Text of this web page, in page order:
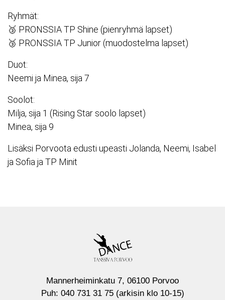
Ryhmät:
🥉 PRONSSIA TP Shine (pienryhmä lapset)
🥉 PRONSSIA TP Junior (muodostelma lapset)
Duot:
Neemi ja Minea, sija 7
Soolot:
Milja, sija 1 (Rising Star soolo lapset)
Minea, sija 9
Lisäksi Porvoota edusti upeasti Jolanda, Neemi, Isabel
ja Sofia ja TP Minit
Mannerheiminkatu 7, 06100 Porvoo
Puh: 040 731 31 75 (arkisin klo 10-15)